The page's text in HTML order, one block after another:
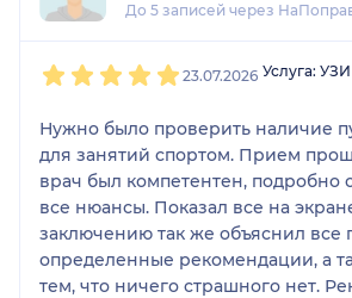
До 5 записей через
23.07.2026 Услуга:
Нужно было проверить наличие
для занятий спортом. Прием
врач был компетентен, подробно
все нюансы. Показал все на
заключению так же объяснил все
определенные рекомендации, а
тем, что ничего страшного нет.